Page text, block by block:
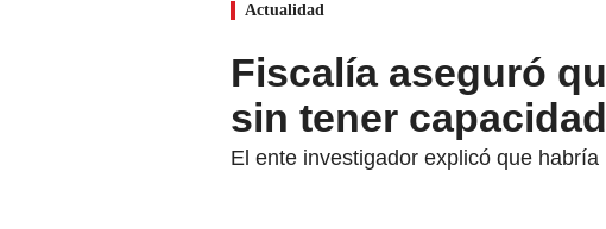
Actualidad
Fiscalía aseguró
sin tener
El ente investigador explicó que